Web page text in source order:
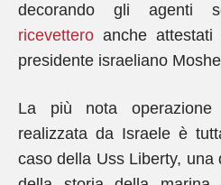
decorando gli agenti
ricevettero anche
presidente israeliano
La più nota operazione
realizzata da Israele è
caso della Uss Liberty, una